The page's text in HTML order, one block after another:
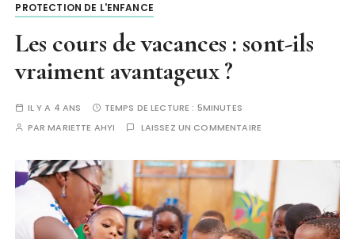
PROTECTION DE L'ENFANCE
Les cours de vacances : sont-ils
vraiment avantageux ?
IL Y A 4 ANS TEMPS DE LECTURE : 5MINUTES
PARMARIETTE AHYI LAISSEZ UN COMMENTAIRE